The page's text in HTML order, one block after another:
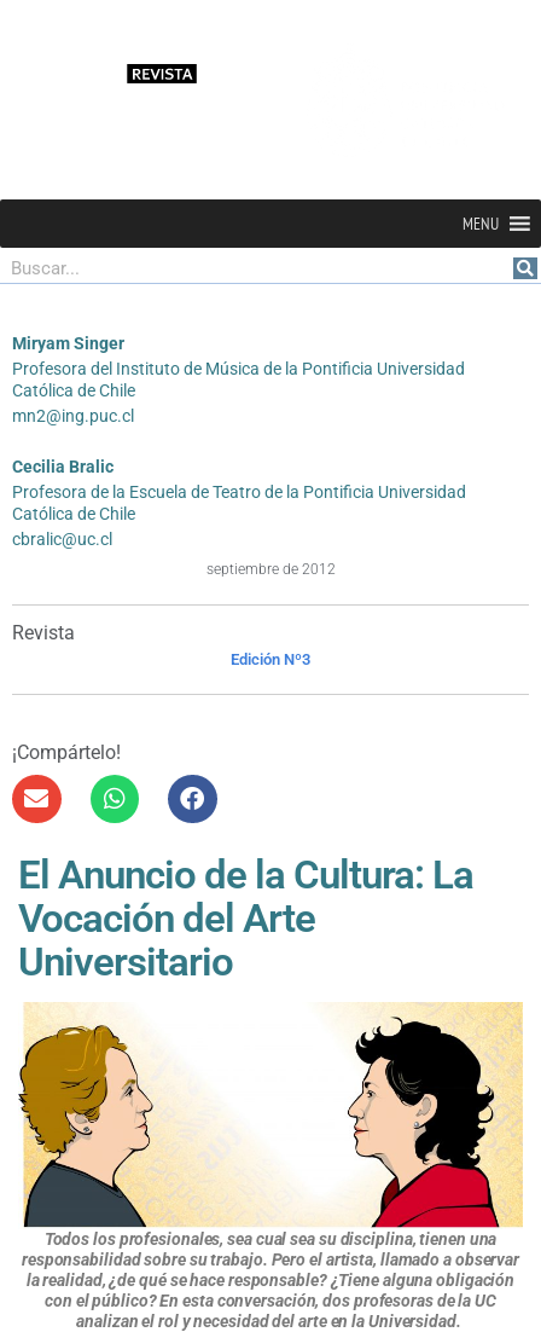
MENU
Buscar
Miryam Singer
Profesora del Instituto de Música de la Pontificia Universidad
Católica de Chile
mn2@ing.puc.cl
Cecilia Bralic
Profesora de la Escuela de Teatro de la Pontificia Universidad
Católica de Chile
cbralic@uc.cl
septiembre de 2012
Revista
Edición Nº3
¡Compártelo!
El Anuncio de la Cultura: La
Vocación del Arte
Universitario
Todos los profesionales, sea cual sea su disciplina, tienen una
responsabilidad sobre su trabajo. Pero el artista, llamado a observar
la realidad, ¿de qué se hace responsable? ¿Tiene alguna obligación
con el público? En esta conversación, dos profesoras de la UC
analizan el rol y necesidad del arte en la Universidad.